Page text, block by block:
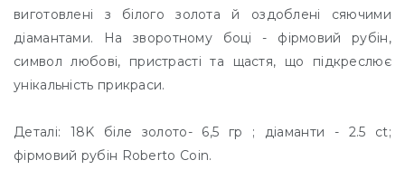
виготовлені з білого золота й оздоблені сяючими
діамантами. На зворотному боці - фірмовий рубін,
символ любові, пристрасті та щастя, що підкреслює
унікальність прикраси.
Деталі: 18K біле золото- 6,5 гр ; діаманти - 2.5 ct;
фірмовий рубін Roberto Coin.